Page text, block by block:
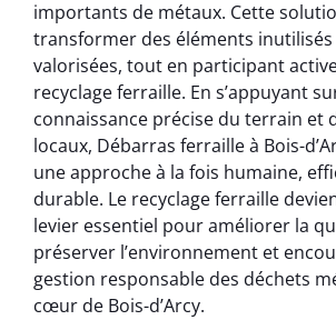
importants de métaux. Cette
transformer des éléments
valorisées, tout en participant
recyclage ferraille. En s’appuyant
connaissance précise du terrain et
locaux, Débarras ferraille à Bois-
une approche à la fois humaine,
durable. Le recyclage ferraille
levier essentiel pour améliorer la
préserver l’environnement et
gestion responsable des déchets
cœur de Bois-d’Arcy.